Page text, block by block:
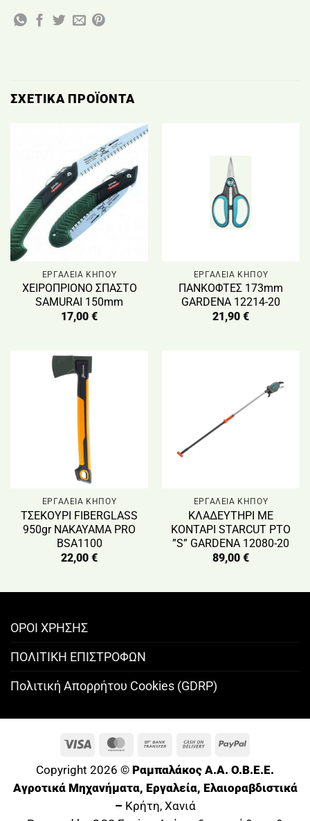
ΣΧΕΤΙΚΆ ΠΡΟΪΌΝΤΑ
ΕΡΓΑΛΕΙΑ ΚΗΠΟΥ
ΧΕΙΡΟΠΡΙΟΝΟ ΣΠΑΣΤΟ
SAMURAI 150mm
17,00 €
ΕΡΓΑΛΕΙΑ ΚΗΠΟΥ
ΠΑΝΚΟΦΤΕΣ 173mm
GARDENA 12214-20
21,90 €
ΕΡΓΑΛΕΙΑ ΚΗΠΟΥ
ΤΣΕΚΟΥΡΙ FIBERGLASS
950gr NAKAYAMA PRO
BSA1100
22,00 €
ΕΡΓΑΛΕΙΑ ΚΗΠΟΥ
ΚΛΑΔΕΥΤΗΡΙ ΜΕ
ΚΟΝΤΑΡΙ STARCUT PTO
”S” GARDENA 12080-20
89,00 €
ΟΡΟΙ ΧΡΗΣΗΣ
ΠΟΛΙΤΙΚΗ ΕΠΙΣΤΡΟΦΩΝ
Πολιτική Απορρήτου Cookies (GDRP)
Visa MasterCard
Bank
Cash
PayPal
Copyright 2026 © Ραμπαλάκος A.A. O.B.E.E.
Αγροτικά Μηχανήματα, Εργαλεία, Ελαιοραβδιστικά
– Κρήτη, Χανιά